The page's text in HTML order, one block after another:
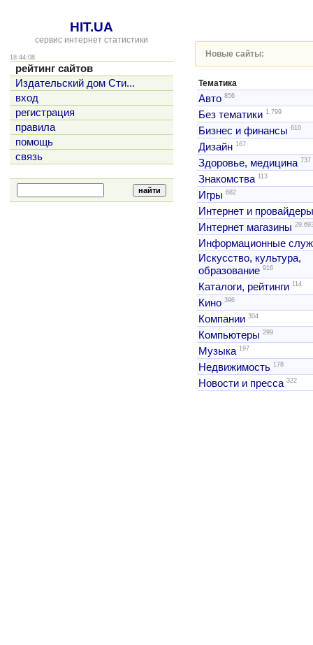
HIT.UA
сервис интернет статистики
18:44:08
рейтинг сайтов
Издательский дом Сти...
вход
регистрация
правила
помощь
связь
Новые сайты:
Тематика
Авто 856
Без тематики 1,799
Бизнес и финансы 610
Дизайн 167
Здоровье, медицина 737
Знакомства 113
Игры 682
Интернет и провайдеры
Интернет магазины
Информационные
Искусство, культура,
образование 916
Каталоги, рейтинги 114
Кино 396
Компании 304
Компьютеры 299
Музыка 197
Недвижимость 178
Новости и пресса 322